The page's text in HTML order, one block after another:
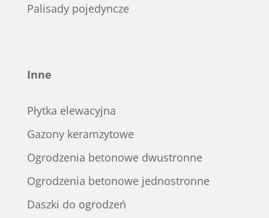
Palisady pojedyncze
Inne
Płytka elewacyjna
Gazony keramzytowe
Ogrodzenia betonowe dwustronne
Ogrodzenia betonowe jednostronne
Daszki do ogrodzeń